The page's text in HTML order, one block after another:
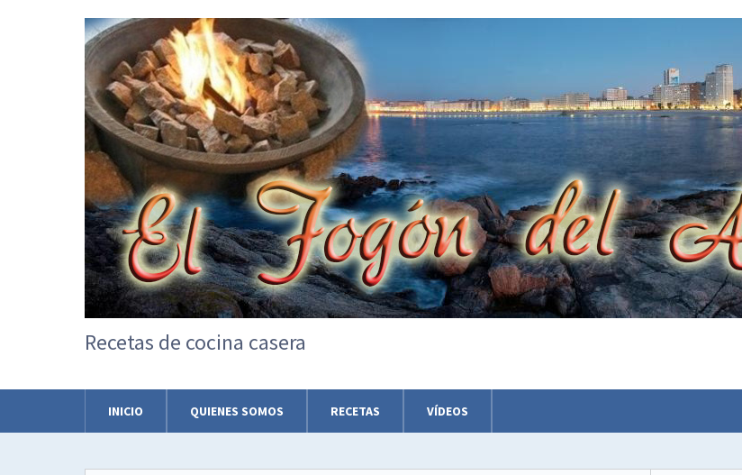
Recetas de cocina casera
INICIO QUIENES SOMOS RECETAS VÍDEOS